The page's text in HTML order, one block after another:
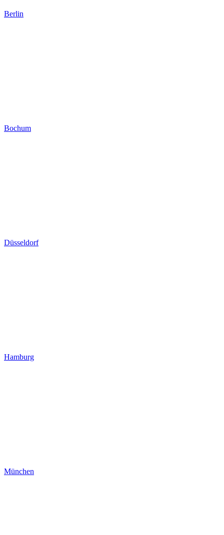
Berlin
Bochum
Düsseldorf
Hamburg
München